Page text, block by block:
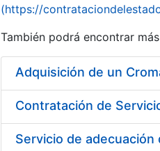
Show/Hide
Show/Hide
(https://
También podrá encontrar
Adquisición de un
Servicio de adecuación